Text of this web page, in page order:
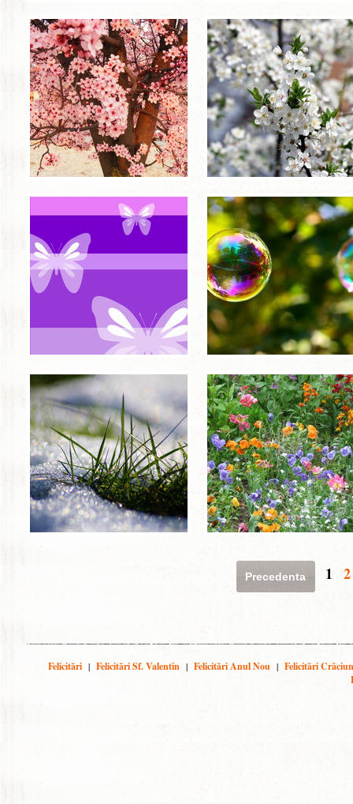
Precedenta 1 2
Felicitări | Felicitări Sf. Valentin | Felicitări Anul Nou | Felicitări